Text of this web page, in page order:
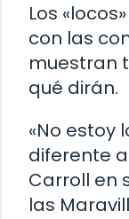
Los
con las
muestran
qué dirán.
«No estoy
diferente
Carroll en
las